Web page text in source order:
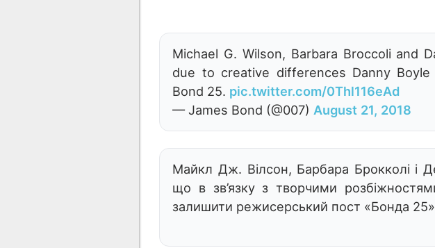
Michael G. Wilson, Barbara Broccoli and
due to creative differences Danny
Bond 25. pic.twitter.com/0Thl116eAd
— James Bond (@007) August 21, 2018
Майкл Дж. Вілсон, Барбара Брокколі і
що в зв’язку з творчими
залишити режисерський пост «Бонда